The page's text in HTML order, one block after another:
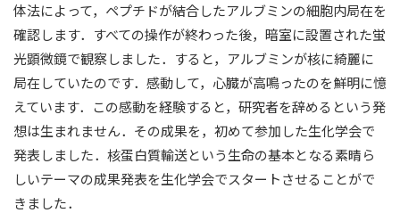
体法によって，ペプチドが結合したアルブミンの細胞内局在を
確認します．すべての操作が終わった後，暗室に設置された蛍
光顕微鏡で観察しました．すると，アルブミンが核に綺麗に
局在していたのです．感動して，心臓が高鳴ったのを鮮明に憶
えています．この感動を経験すると，研究者を辞めるという発
想は生まれません．その成果を，初めて参加した生化学会で
発表しました．核蛋白質輸送という生命の基本となる素晴ら
しいテーマの成果発表を生化学会でスタートさせることがで
きました．